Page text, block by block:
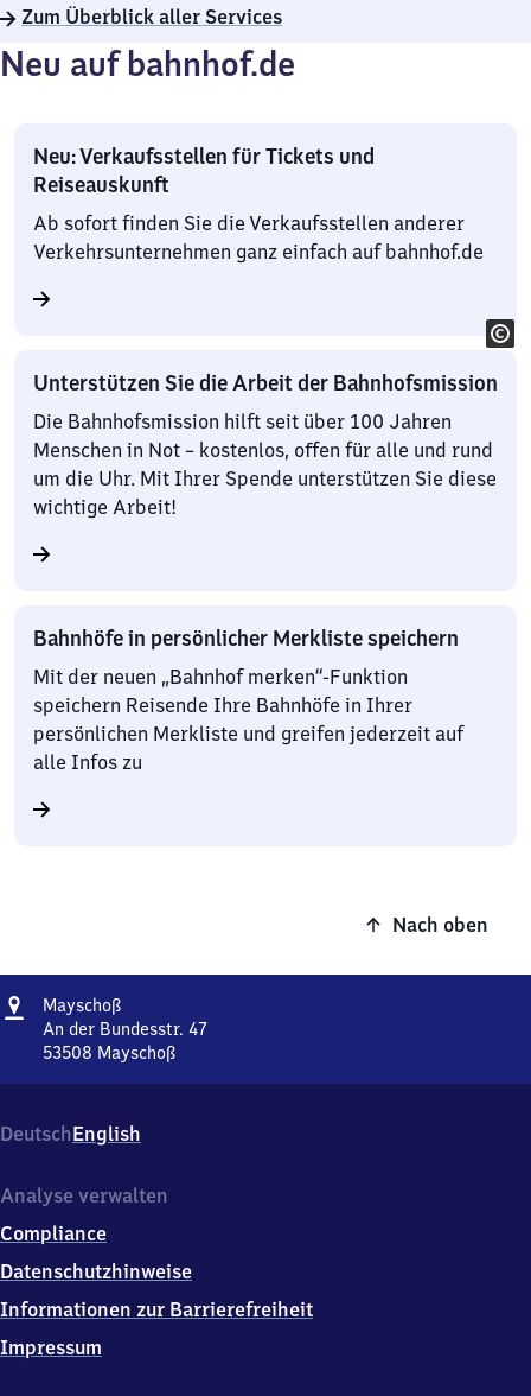
Zum Überblick aller Services
Neu auf bahnhof.de
Neu: Verkaufsstellen für Tickets und
Reiseauskunft
Ab sofort finden Sie die Verkaufsstellen anderer
Verkehrsunternehmen ganz einfach auf bahnhof.de
Unterstützen Sie die Arbeit der Bahnhofsmission
Die Bahnhofsmission hilft seit über 100 Jahren
Menschen in Not – kostenlos, offen für alle und rund
um die Uhr. Mit Ihrer Spende unterstützen Sie diese
wichtige Arbeit!
Bahnhöfe in persönlicher Merkliste speichern
Mit der neuen „Bahnhof merken“-Funktion
speichern Reisende Ihre Bahnhöfe in Ihrer
persönlichen Merkliste und greifen jederzeit auf
alle Infos zu
Nach oben
Adresse
MayschoßMayschoß
An der Bundesstr. 47
53508 Mayschoß
der
Bundesstr.
5
5
0
Mayschoß
DeutschEnglish
Analyse verwalten
Compliance
Datenschutzhinweise
Informationen zur Barrierefreiheit
Impressum